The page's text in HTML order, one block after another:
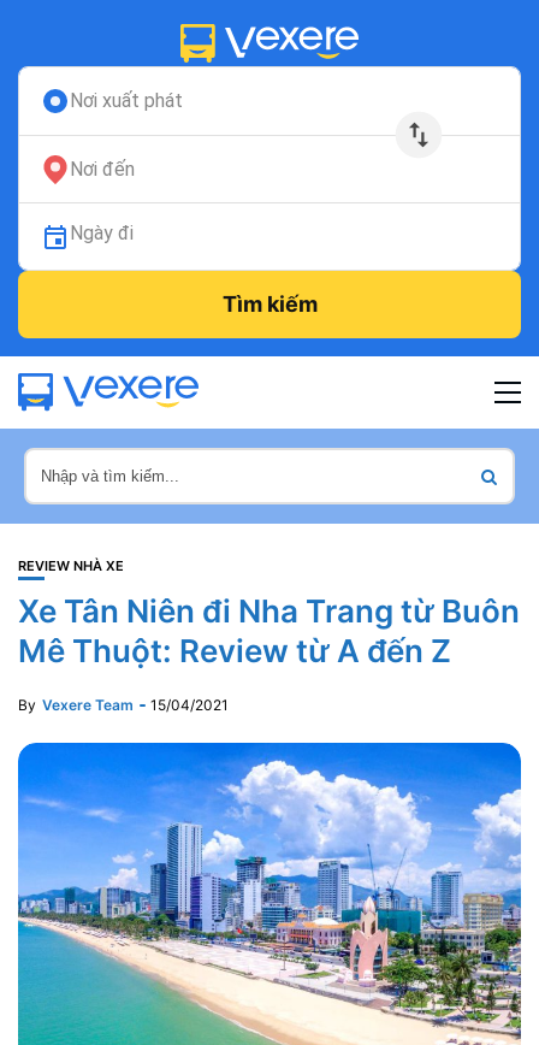
Nơi xuất phát
Nơi đến
Ngày đi
Tìm kiếm
REVIEW NHÀ XE
Xe Tân Niên đi Nha Trang từ Buôn
Mê Thuột: Review từ A đến Z
By Vexere Team 15/04/2021